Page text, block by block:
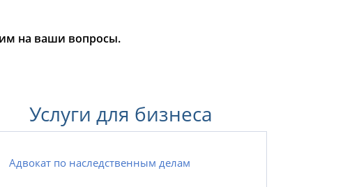
на ваши вопросы.
Услуги для бизнеса
Адвокат по наследственным делам